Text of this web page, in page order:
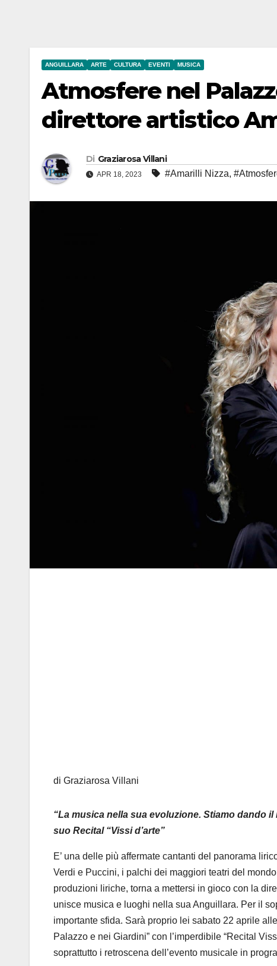
ANGUILLARA ARTE CULTURA EVENTI MUSICA
Atmosfere nel
direttore artistico
Di Graziarosa Villani
APR 18, 2023 #Amarilli Nizza,
di Graziarosa Villani
“La musica nella sua evoluzione. Stiamo dando
suo Recital “Vissi d’arte”
E’ una delle più affermate cantanti del panorama
Verdi e Puccini, i palchi dei maggiori teatri del
produzioni liriche, torna a mettersi in gioco con la
unisce musica e luoghi nella sua Anguillara. Per il
importante sfida. Sarà proprio lei sabato 22 aprile
Palazzo e nei Giardini” con l’imperdibile “Recital
soprattutto i retroscena dell’evento musicale in